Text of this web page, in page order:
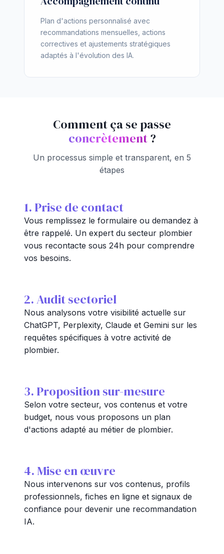
Plan d'actions personnalisé avec
recommandations mensuelles, actions
correctives et ajustements stratégiques
adaptés à l'évolution des IA.
Comment ça se passe
concrètement?
Un processus simple et transparent, en 5
étapes
1. Prise de contact
Vous remplissez le formulaire ou demandez à
être rappelé. Un expert du secteur plombier
vous recontacte sous 24h pour comprendre
vos besoins.
2. Audit sectoriel
Nous analysons votre visibilité actuelle sur
ChatGPT, Perplexity, Claude et Gemini sur les
requêtes spécifiques à votre activité de
plombier.
3. Proposition sur-mesure
Selon votre secteur, vos contenus et votre
budget, nous vous proposons un plan
d'actions adapté au métier de plombier.
4. Mise en œuvre
Nous intervenons sur vos contenus, profils
professionnels, fiches en ligne et signaux de
confiance pour devenir une recommandation
IA.